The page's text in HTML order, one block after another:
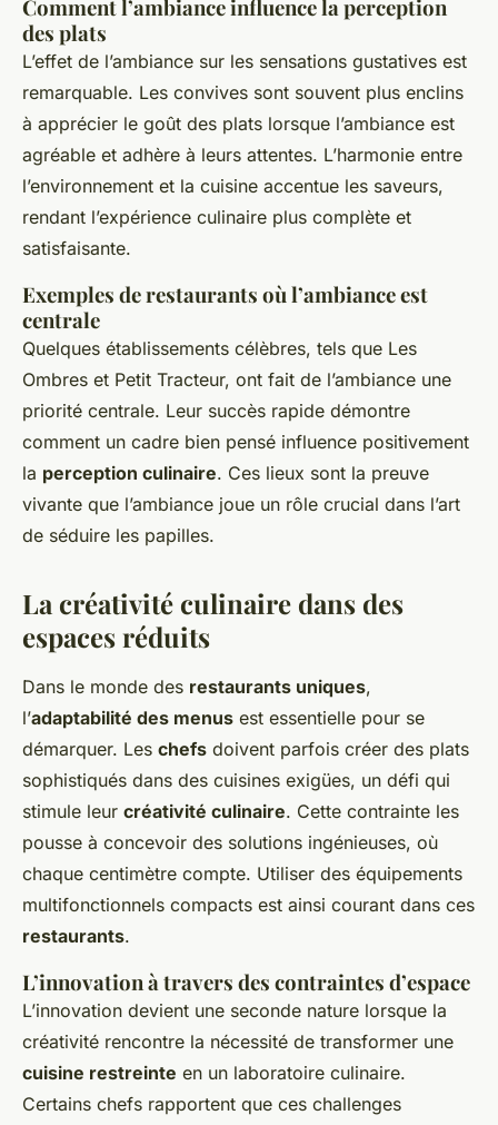
Comment l’ambiance influence la perception
des plats
L’effet de l’ambiance sur les sensations gustatives est
remarquable. Les convives sont souvent plus enclins
à apprécier le goût des plats lorsque l’ambiance est
agréable et adhère à leurs attentes. L’harmonie entre
l’environnement et la cuisine accentue les saveurs,
rendant l’expérience culinaire plus complète et
satisfaisante.
Exemples de restaurants où l’ambiance est
centrale
Quelques établissements célèbres, tels que Les
Ombres et Petit Tracteur, ont fait de l’ambiance une
priorité centrale. Leur succès rapide démontre
comment un cadre bien pensé influence positivement
la perception culinaire. Ces lieux sont la preuve
vivante que l’ambiance joue un rôle crucial dans l’art
de séduire les papilles.
La créativité culinaire dans des
espaces réduits
Dans le monde des restaurants uniques,
l’adaptabilité des menus est essentielle pour se
démarquer. Les chefs doivent parfois créer des plats
sophistiqués dans des cuisines exigües, un défi qui
stimule leur créativité culinaire. Cette contrainte les
pousse à concevoir des solutions ingénieuses, où
chaque centimètre compte. Utiliser des équipements
multifonctionnels compacts est ainsi courant dans ces
restaurants.
L’innovation à travers des contraintes d’espace
L’innovation devient une seconde nature lorsque la
créativité rencontre la nécessité de transformer une
cuisine restreinte en un laboratoire culinaire.
Certains chefs rapportent que ces challenges